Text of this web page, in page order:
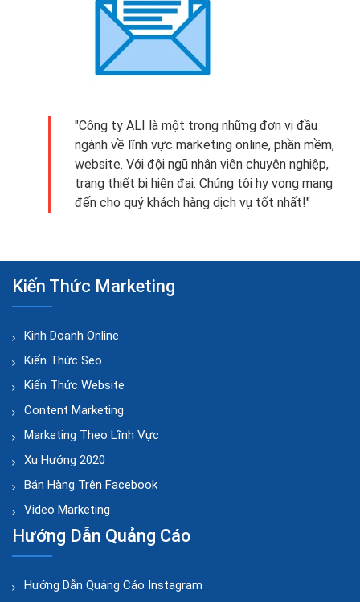
"Công ty ALI là một trong những đơn vị đầu
ngành về lĩnh vực marketing online, phần mềm,
website. Với đội ngũ nhân viên chuyên nghiệp,
trang thiết bị hiện đại. Chúng tôi hy vọng mang
đến cho quý khách hàng dịch vụ tốt nhất!"
Kiến Thức Marketing
Kinh Doanh Online
Kiến Thức Seo
Kiến Thức Website
Content Marketing
Marketing Theo Lĩnh Vực
Xu Hướng 2020
Bán Hàng Trên Facebook
Video Marketing
Hướng Dẫn Quảng Cáo
Hướng Dẫn Quảng Cáo Instagram